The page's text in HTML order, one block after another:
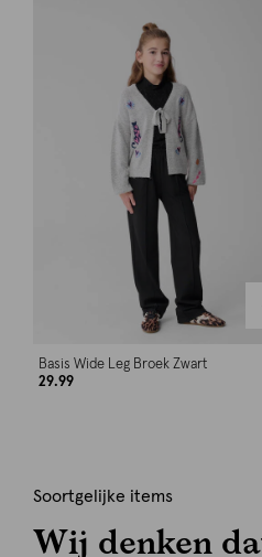
Basis Wide Leg Broek Zwart
29.99
Soortgelijke items
Wij denken